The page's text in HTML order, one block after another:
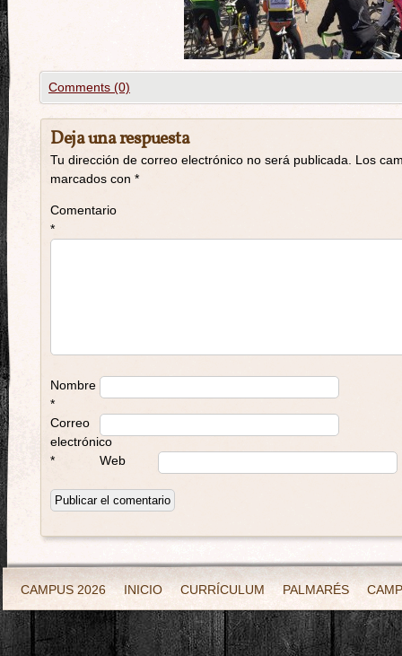
Comments (0)
Deja una respuesta
Tu dirección de correo electrónico no será publicada.
Los
marcados con *
Comentario
*
Nombre
*
Correo
electrónico
*
Web
CAMPUS 2026 INICIO CURRÍCULUM PALMARÉS